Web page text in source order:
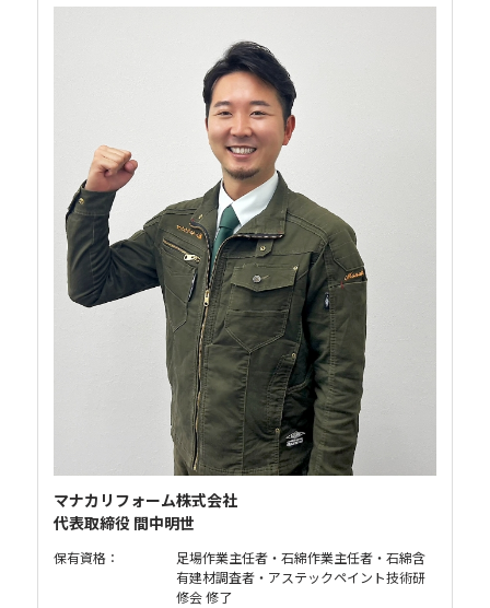
マナカリフォーム株式会社
代表取締役 間中明世
保有資格：
足場作業主任者・石綿作業主任者・石綿含
有建材調査者・アステックペイント技術研
修会 修了